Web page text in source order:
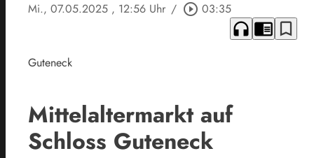
Mi., 07.05.2025 , 12:56 Uhr / play_circle_outline 03:35
headphones chrome_reader_mode bookmark_border
Guteneck
Mittelaltermarkt auf
Schloss Guteneck